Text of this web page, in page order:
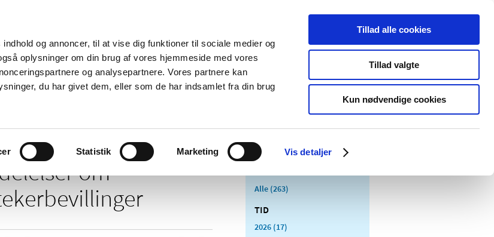
og annoncer, til at vise dig funktioner til sociale medier og
oplysninger om din brug af vores hjemmeside med vores
og analysepartnere. Vores partnere kan
du har givet dem, eller som de har indsamlet fra din brug
Statistik Marketing Vis detaljer
Tillad alle cookies
Tillad valgte
Kun nødvendige cookies
Nyheder Om os Kontakt Udgivelser
Tilskud og
Apoteker og salg af
Medicinsk
Særlige
produktområder
om
Alle (263)
TID
2026 (17)